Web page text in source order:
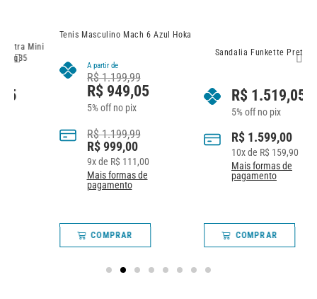
Tenis Masculino Mach 6 Azul Hoka
A partir de
1.199,99
949,05
5% off no pix
1.199,99
R$999,00
111,00
Mais formas de
pagamento
COMPRAR
Sandalia Funkette Preta Ugg
R$1.519,05
5% off no pix
R$1.599,00
159,90
Mais formas de
pagamento
COMPRAR